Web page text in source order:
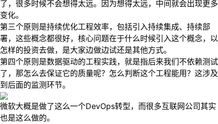
了，很多时候不会想得太远。因为想得太远，中间就会出现更多
变化。
第三个原则是持续优化工程效率，包括引入持续集成、持续部
署，这些概念都很好，核心问题在于什么时候引入这个概念，以
怎样的投资去做，是大家边做边试还是其他方式。
第四个原则是数据驱动的工程实践，就是指后来我们不依赖测试
了，那怎么去保证它的质量呢？怎么判断这个工程能用？这涉及
到后面的监测环节。
微软大概是做了这么一个DevOps转型，而很多互联网公司其实
也是这么做的。